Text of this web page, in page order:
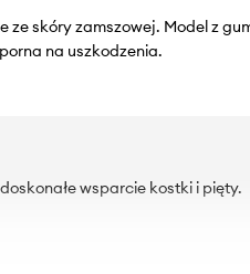
ze skóry zamszowej. Model z
na uszkodzenia.
wsparcie kostki i pięty.